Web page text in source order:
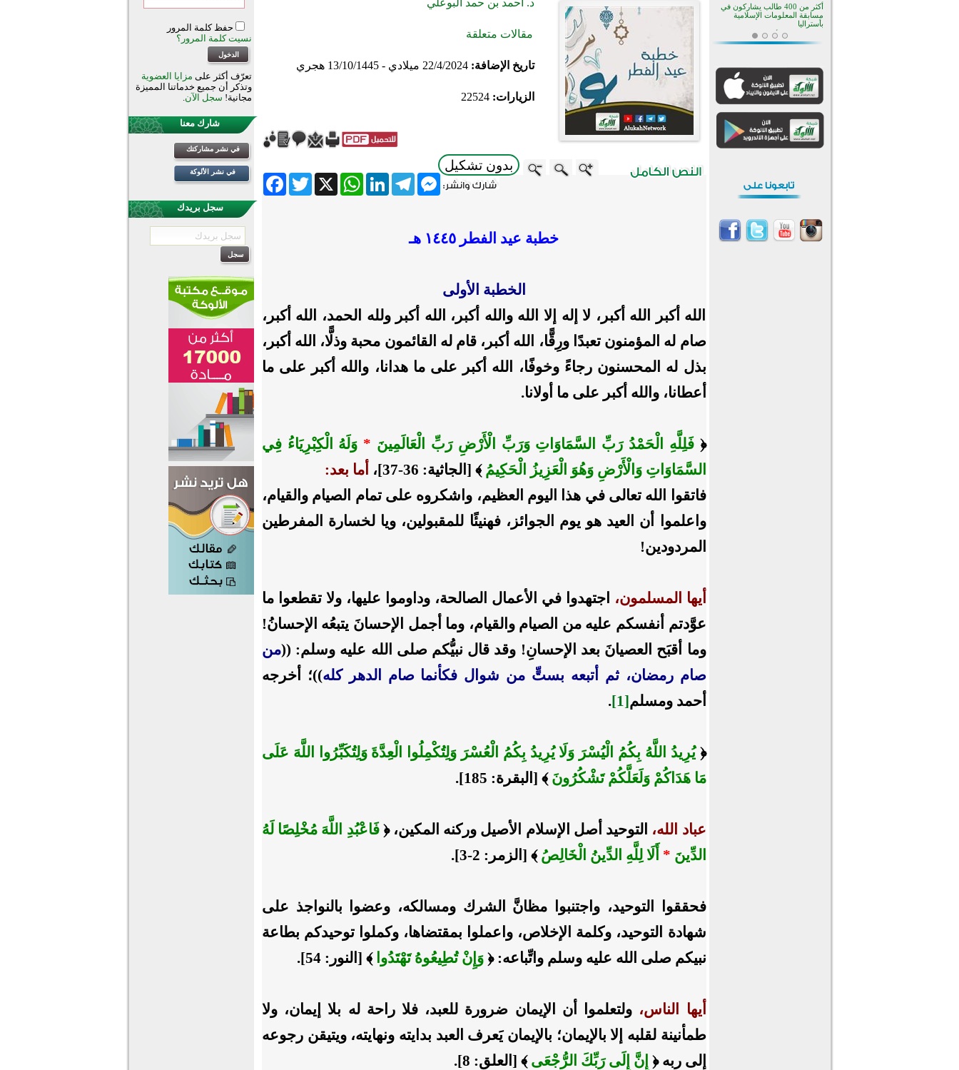
مقالات متعلقة
تاريخ الإضافة:22/4/2024 ميلادي - 13/10/1445 هجري
الزيارات:22524
بدون تشكيل
FacebookTwitter X
WhatsApp
LinkedInTelegram
Messenger
خطبة عيد الفطر ١٤٤٥ هـ
الخطبة الأولى
الله أكبر الله أكبر، لا إله إلا الله والله أكبر، الله أكبر ولله الحمد، الله أكبر،
صام له المؤمنون تعبدًا ورِقًّا، الله أكبر، قام له القائمون محبة وذلًّا، الله أكبر،
بذل له المحسنون رجاءً وخوفًا، الله أكبر على ما هدانا، والله أكبر على ما
أعطانا، والله أكبر على ما أولانا.
﴿فَلِلَّهِ الْحَمْدُ رَبِّ السَّمَاوَاتِ وَرَبِّ الْأَرْضِ رَبِّ الْعَالَمِينَ * ‌وَلَهُ ‌الْكِبْرِيَاءُ فِي
السَّمَاوَاتِ وَالْأَرْضِ وَهُوَ الْعَزِيزُ الْحَكِيمُ ﴾ [الجاثية: 36-37]،
أما بعد:
فاتقوا الله تعالى في هذا اليوم العظيم، واشكروه على تمام الصيام والقيام،
واعلموا أن العيد هو يوم الجوائز، فهنيئًا للمقبولين، ويا لخسارة ‏المفرطين
المردودين!
أيها المسلمون، اجتهدوا في الأعمال الصالحة، وداوموا عليها، ولا تقطعوا ما
عوَّدتم أنفسكم عليه من الصيام والقيام، وما أجمل الإحسانَ يتبعُه الإحسانُ!
وما أقبَح العصيانَ بعد الإحسانِ! وقد قال نبيُّكم صلى الله عليه وسلم: ((من
صام رمضان، ثم أتبعه بستٍّ من شوال فكأنما صام الدهر كله))؛ أخرجه
أحمد ومسلم[1]
.
﴿يُرِيدُ اللَّهُ بِكُمُ ‌الْيُسْرَ وَلَا يُرِيدُ بِكُمُ الْعُسْرَ وَلِتُكْمِلُوا الْعِدَّةَ وَلِتُكَبِّرُوا اللَّهَ عَلَى
مَا هَدَاكُمْ وَلَعَلَّكُمْ تَشْكُرُونَ ﴾ [البقرة: 185].
عباد الله، التوحيد أصل الإسلام الأصيل وركنه المكين، ﴿فَاعْبُدِ اللَّهَ ‌مُخْلِصًا لَهُ
الدِّينَ * أَلَا لِلَّهِ الدِّينُ الْخَالِصُ ﴾ [الزمر: 2-3].
فحققوا التوحيد، واجتنبوا مظانَّ الشرك ومسالكه، وعضوا بالنواجذ على
شهادة التوحيد، وكلمة الإخلاص، واعملوا بمقتضاها، وكملوا توحيدكم بطاعة
نبيكم صلى الله عليه وسلم واتِّباعه: ﴿وَإِنْ تُطِيعُوهُ ‌تَهْتَدُوا ﴾ [النور: 54].
أيها الناس، ولتعلموا أن الإيمان ضرورة للعبد، فلا راحة له بلا إيمان، ولا
طمأنينة لقلبه إلا بالإيمان؛ بالإيمان يَعرف العبد بدايته ونهايته، ويتيقن رجوعه
إلى ربه ﴿ إِنَّ إِلَى رَبِّكَ ‌الرُّجْعَى ﴾ [العلق: 8].
حفظ كلمة المرور
نسيت كلمة المرور؟
تعرّف أكثر على مزايا العضوية
وتذكر أن جميع خدماتنا المميزة
مجانية! سجل الآن.
شارك معنا
في نشر مشاركتك
في نشر الألوكة
سجل بريدك
منطقة ريبوفسي تحتفل بميلاد
مسجد جديد في أجواء إيمانية مميزة
أكبر مشروع إسلامي في ريف
القرآن والتربية في صدارة البرامج
الصيفية للمسلمين في بينزا
وساراتوف وموردوفيا هذا العام
اختتام الدورة التاسعة لمسابقة حفظ
وتلاوة القرآن الكريم في أزناكاييف
تيسليتش تختتم برنامجا تعليميا لتعزيز
القيم وبناء الشخصية للشباب
المسلمين
أكثر من 400 طالب يشاركون في
مسابقة المعلومات الإسلامية
بأستراليا